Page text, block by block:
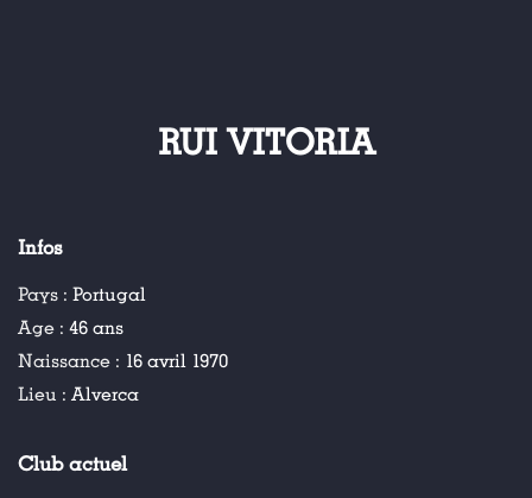
RUI VITORIA
Infos
Pays : Portugal
Age : 46 ans
Naissance : 16 avril 1970
Lieu : Alverca
Club actuel